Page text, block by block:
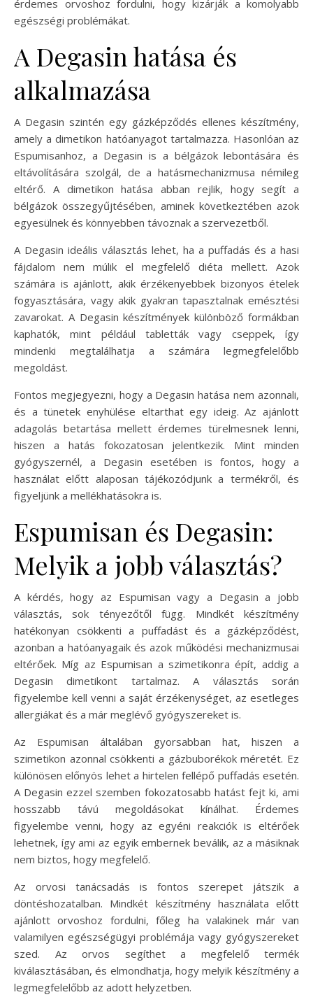
érdemes orvoshoz fordulni, hogy kizárják a komolyabb
egészségi problémákat.
A Degasin hatása és
alkalmazása
A Degasin szintén egy gázképződés ellenes készítmény,
amely a dimetikon hatóanyagot tartalmazza. Hasonlóan az
Espumisanhoz, a Degasin is a bélgázok lebontására és
eltávolítására szolgál, de a hatásmechanizmusa némileg
eltérő. A dimetikon hatása abban rejlik, hogy segít a
bélgázok összegyűjtésében, aminek következtében azok
egyesülnek és könnyebben távoznak a szervezetből.
A Degasin ideális választás lehet, ha a puffadás és a hasi
fájdalom nem múlik el megfelelő diéta mellett. Azok
számára is ajánlott, akik érzékenyebbek bizonyos ételek
fogyasztására, vagy akik gyakran tapasztalnak emésztési
zavarokat. A Degasin készítmények különböző formákban
kaphatók, mint például tabletták vagy cseppek, így
mindenki megtalálhatja a számára legmegfelelőbb
megoldást.
Fontos megjegyezni, hogy a Degasin hatása nem azonnali,
és a tünetek enyhülése eltarthat egy ideig. Az ajánlott
adagolás betartása mellett érdemes türelmesnek lenni,
hiszen a hatás fokozatosan jelentkezik. Mint minden
gyógyszernél, a Degasin esetében is fontos, hogy a
használat előtt alaposan tájékozódjunk a termékről, és
figyeljünk a mellékhatásokra is.
Espumisan és Degasin:
Melyik a jobb választás?
A kérdés, hogy az Espumisan vagy a Degasin a jobb
választás, sok tényezőtől függ. Mindkét készítmény
hatékonyan csökkenti a puffadást és a gázképződést,
azonban a hatóanyagaik és azok működési mechanizmusai
eltérőek. Míg az Espumisan a szimetikonra épít, addig a
Degasin dimetikont tartalmaz. A választás során
figyelembe kell venni a saját érzékenységet, az esetleges
allergiákat és a már meglévő gyógyszereket is.
Az Espumisan általában gyorsabban hat, hiszen a
szimetikon azonnal csökkenti a gázbuborékok méretét. Ez
különösen előnyös lehet a hirtelen fellépő puffadás esetén.
A Degasin ezzel szemben fokozatosabb hatást fejt ki, ami
hosszabb távú megoldásokat kínálhat. Érdemes
figyelembe venni, hogy az egyéni reakciók is eltérőek
lehetnek, így ami az egyik embernek beválik, az a másiknak
nem biztos, hogy megfelelő.
Az orvosi tanácsadás is fontos szerepet játszik a
döntéshozatalban. Mindkét készítmény használata előtt
ajánlott orvoshoz fordulni, főleg ha valakinek már van
valamilyen egészségügyi problémája vagy gyógyszereket
szed. Az orvos segíthet a megfelelő termék
kiválasztásában, és elmondhatja, hogy melyik készítmény a
legmegfelelőbb az adott helyzetben.